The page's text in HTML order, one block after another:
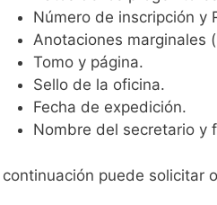
Número de inscripción y
Anotaciones marginales
Tomo y página.
Sello de la oficina.
Fecha de expedición.
Nombre del secretario y
continuación puede solicitar